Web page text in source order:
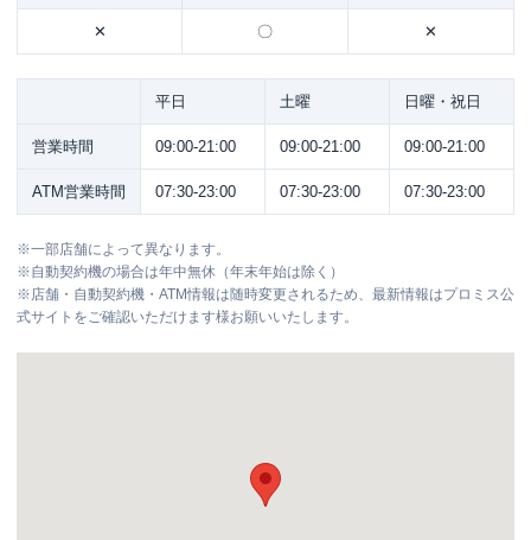
✕ 〇 ✕
平日 土曜 日曜・祝日
営業時間 09:00-21:00 09:00-21:00 09:00-21:00
ATM営業時間 07:30-23:00 07:30-23:00 07:30-23:00
※一部店舗によって異なります。
※自動契約機の場合は年中無休（年末年始は除く）
※店舗・自動契約機・ATM情報は随時変更されるため、最新情報はプロミス公
式サイトをご確認いただけます様お願いいたします。